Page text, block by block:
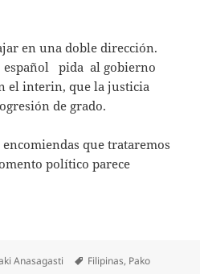
en una doble dirección.
español pida al gobierno
el interin, que la justicia
de grado.
encomiendas que trataremos
político parece
Anasagasti Etiquetas
Filipinas, Pako